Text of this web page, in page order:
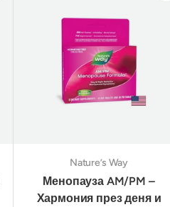
Nature’s Way
Менопауза AM/PM –
Хармония през деня и